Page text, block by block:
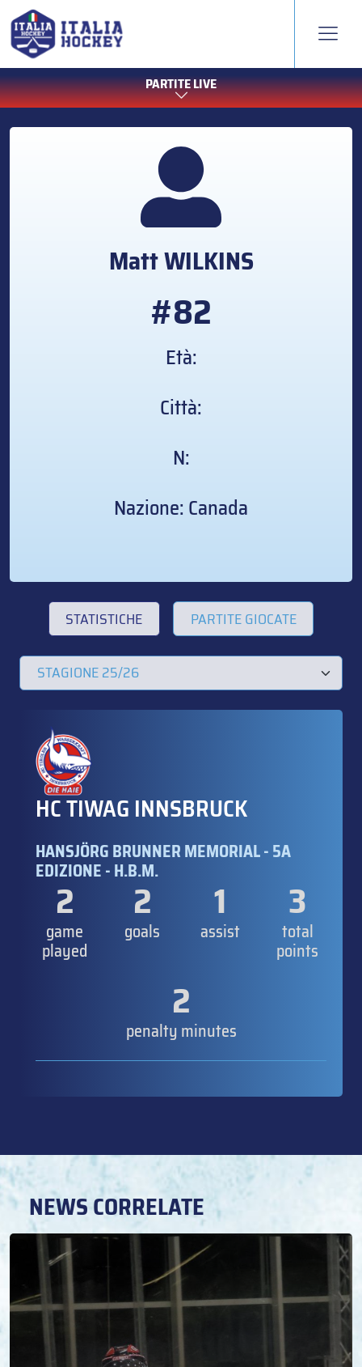
PARTITE LIVE
MattWILKINS
#82
Età:
Città:
N:
Nazione: Canada
STATISTICHE PARTITE GIOCATE
HC TIWAG INNSBRUCK
HANSJÖRG BRUNNER MEMORIAL - 5A
EDIZIONE - H.B.M.
2
game
played
2
goals
1
assist
3
total
points
2
penalty minutes
NEWS CORRELATE